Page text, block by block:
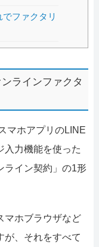
ファクタリ
ラインファクタ
マホアプリのLINE
入力機能を使った
ライン契約」の1形
マホブラウザなど
が、それをすべて